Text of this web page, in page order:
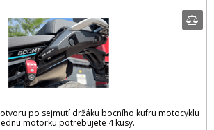
po sejmutí držáku bocního kufru motocyklu
motorku potrebujete 4 kusy.